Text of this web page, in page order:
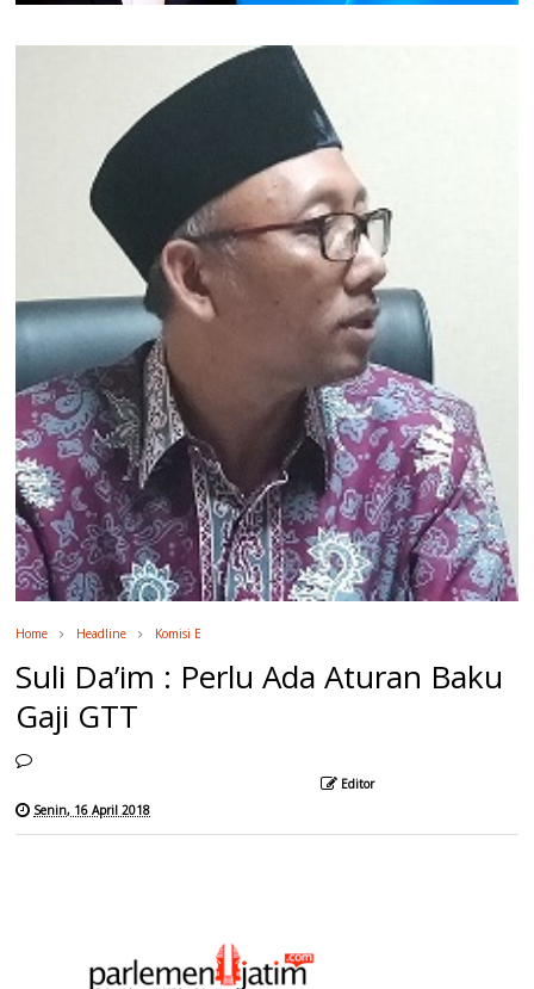
Home Headline Komisi E
Suli Da’im : Perlu Ada Aturan Baku
Gaji GTT
Editor
Senin, 16 April 2018